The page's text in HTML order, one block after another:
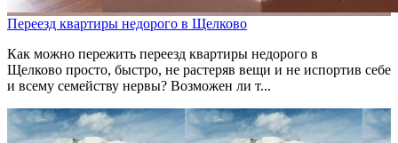
Переезд квартиры недорого в Щелково
Как можно пережить переезд квартиры недорого в
Щелково просто, быстро, не растеряв вещи и не испортив себе
и всему семейству нервы? Возможен ли т...